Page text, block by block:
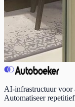
AI-infrastructuur voor
Automatiseer